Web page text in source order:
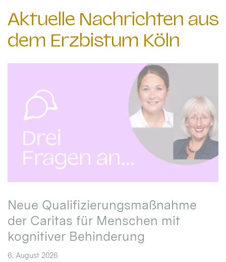
Aktuelle Nachrichten aus
dem Erzbistum Köln
Neue Qualifizierungsmaßnahme
der Caritas für Menschen mit
kognitiver Behinderung
6. August 2026